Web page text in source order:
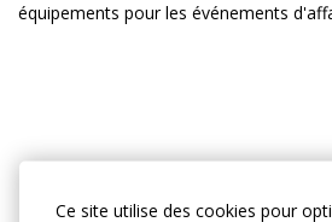
Ce site utilise des cookies pour
équipements pour les événements